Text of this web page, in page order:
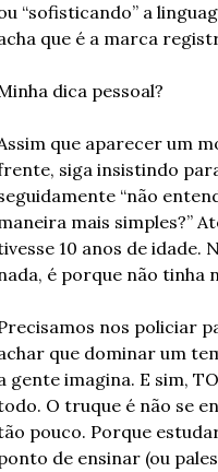
“sofisticando” a
que é a marca
dica pessoal?
que aparecer um
siga insistindo
“não
mais simples?”
10 anos de idade.
é porque não tinha
nos policiar
que dominar um
gente imagina. E sim,
O truque é não se
pouco. Porque
de ensinar (ou